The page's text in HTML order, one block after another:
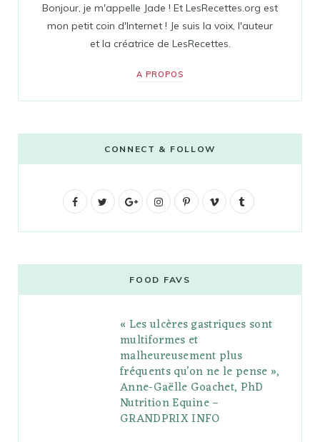
Bonjour, je m'appelle Jade ! Et LesRecettes.org est
mon petit coin d'Internet ! Je suis la voix, l'auteur
et la créatrice de LesRecettes.
A PROPOS
CONNECT & FOLLOW
F
b
t
G
g
l
e
P
l
s
I
t
a
g
r
a
m
P
e
r
e
s
V
o
l
r
FOOD FAVS
« Les ulcères gastriques sont
multiformes et
malheureusement plus
fréquents qu’on ne le pense »,
Anne-Gaëlle Goachet, PhD
Nutrition Equine –
GRANDPRIX INFO